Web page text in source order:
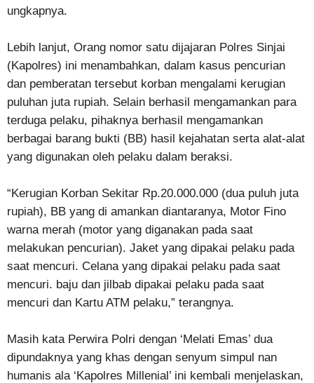
ungkapnya.
Lebih lanjut, Orang nomor satu dijajaran Polres Sinjai
(Kapolres) ini menambahkan, dalam kasus pencurian
dan pemberatan tersebut korban mengalami kerugian
puluhan juta rupiah. Selain berhasil mengamankan para
terduga pelaku, pihaknya berhasil mengamankan
berbagai barang bukti (BB) hasil kejahatan serta alat-alat
yang digunakan oleh pelaku dalam beraksi.
“Kerugian Korban Sekitar Rp.20.000.000 (dua puluh juta
rupiah), BB yang di amankan diantaranya, Motor Fino
warna merah (motor yang diganakan pada saat
melakukan pencurian). Jaket yang dipakai pelaku pada
saat mencuri. Celana yang dipakai pelaku pada saat
mencuri. baju dan jilbab dipakai pelaku pada saat
mencuri dan Kartu ATM pelaku,” terangnya.
Masih kata Perwira Polri dengan ‘Melati Emas’ dua
dipundaknya yang khas dengan senyum simpul nan
humanis ala ‘Kapolres Millenial’ ini kembali menjelaskan,